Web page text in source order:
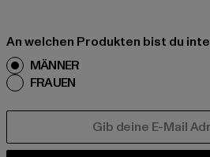
An welchen Produkten bist du
MÄNNER
FRAUEN